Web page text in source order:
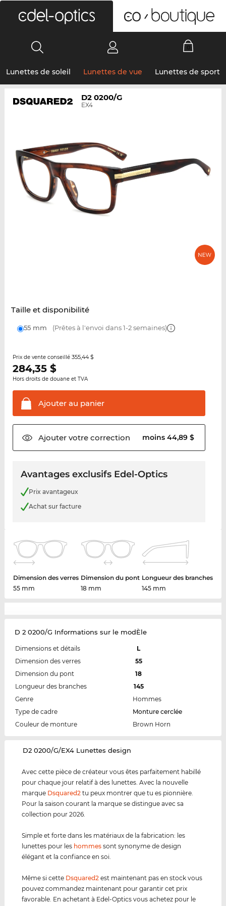
Lunettes de soleil Lunettes de vue Lunettes de sport
D2 0200/G
EX4
Taille et disponibilité
55 mm (Prêtes à l'envoi dans 1-2 semaines)
Prix de vente conseillé 355,44 $
284,35$
Hors droits de douane et TVA
Ajouter au panier
Ajouter votrecorrection moins 44,89 $
Avantages exclusifs Edel-Optics
Prix avantageux
Achat sur facture
Dimension des verres
55 mm
Dimension du pont
18 mm
Longueur des branches
145 mm
D 2 0200/G Informations sur le modÈle
Dimensions et détails
L
Dimension des verres
55
Dimension du pont
18
Longueur des branches
145
Genre
Hommes
Type de cadre
Monture cerclée
Couleur de monture
Brown Horn
‌D2 0200/G/EX4 Lunettes design
Avec cette pièce de créateur vous êtes parfaitement habillé
pour chaque jour relatif à des lunettes. Avec la nouvelle
marque Dsquared2 tu peux montrer que tu es pionnière.
Pour la saison courant la marque se distingue avec sa
collection pour 2026.
Simple et forte dans les matériaux de la fabrication: les
lunettes pour les hommes sont synonyme de design
élégant et la confiance en soi.
Même si cette Dsquared2 est maintenant pas en stock vous
pouvez commandez maintenant pour garantir cet prix
favorable. En achetant à Edel-Optics vous achetez pour le